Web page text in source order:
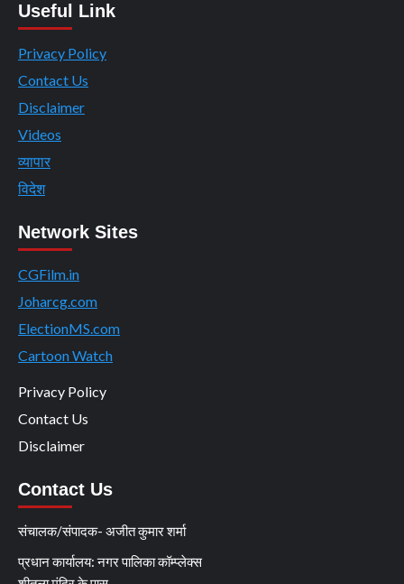
Useful Link
Privacy Policy
Contact Us
Disclaimer
Videos
व्यापार
विदेश
Network Sites
CGFilm.in
Joharcg.com
ElectionMS.com
Cartoon Watch
Privacy Policy
Contact Us
Disclaimer
Contact Us
संचालक/संपादक- अजीत कुमार शर्मा
प्रधान कार्यालय: नगर पालिका कॉम्प्लेक्स